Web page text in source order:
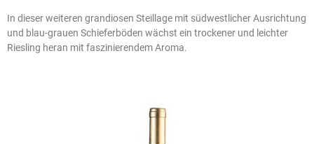
In dieser weiteren grandiosen Steillage mit südwestlicher Ausrichtung
und blau-grauen Schieferböden wächst ein trockener und leichter
Riesling heran mit faszinierendem Aroma.